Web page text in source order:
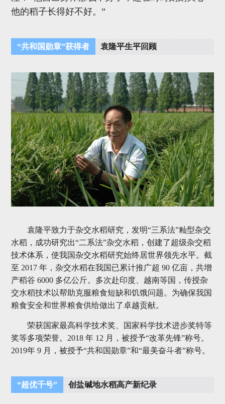
他的稻子长得好不好。”
“共和国勋章”获得者 袁隆平生平回顾
袁隆平致力于杂交水稻研究，发明“三系法”籼型杂交
水稻，成功研究出“二系法”杂交水稻，创建了超级杂交稻
技术体系，使我国杂交水稻研究始终居世界领先水平。截
至 2017 年，杂交水稻在我国已累计推广超 90 亿亩，共增
产稻谷 6000 多亿公斤。多次赴印度、越南等国，传授杂
交水稻技术以帮助克服粮食短缺和饥饿问题。为确保我国
粮食安全和世界粮食供给做出了卓越贡献。
荣获国家最高科学技术奖、国家科学技术进步奖特等
奖等多项荣誉。2018 年 12 月，被授予“改革先锋”称号。
2019年 9 月，被授予“共和国勋章”和“最美奋斗者”称号。
“超优千号” 创盐碱地水稻高产新纪录